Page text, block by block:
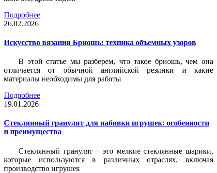
Подробнее
26.02.2026
Искусство вязания Бриошь: техника объемных узоров
В этой статье мы разберем, что такое бриошь, чем она
отличается от обычной английской резинки и какие
материалы необходимы для работы
Подробнее
19.01.2026
Стеклянный гранулят для набивки игрушек: особенности
и преимущества
Стеклянный гранулят – это мелкие стеклянные шарики,
которые используются в различных отраслях, включая
производство игрушек